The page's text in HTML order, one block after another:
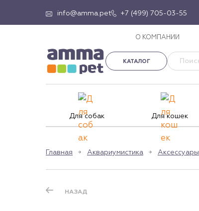
info@amma.pet +7 (499) 705-03-55
О КОМПАНИИ
КАТАЛОГ
Для собак Для кошек
Главная Аквариумистика Аксессуары
НАЗАД